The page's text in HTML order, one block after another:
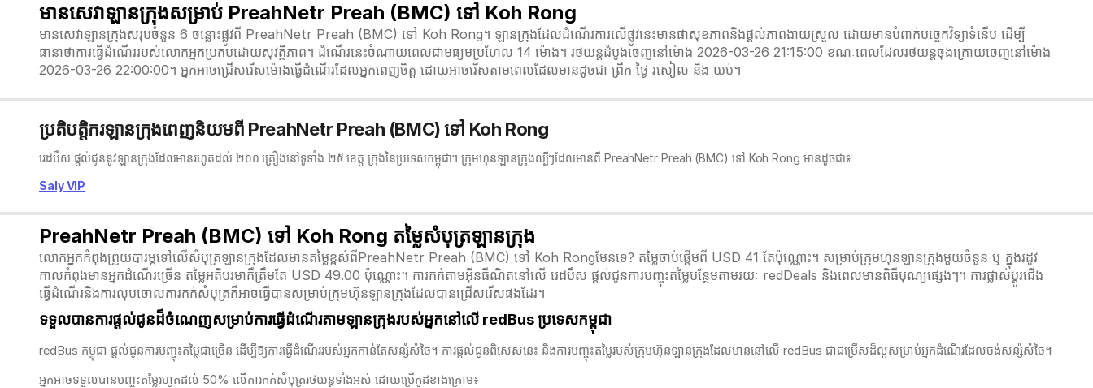
មានសេវាឡានក្រុងសម្រាប់ PreahNetr Preah (BMC) ទៅ Koh Rong
មានសេវាឡានក្រុងសរុបចំនួន 6 ចន្លោះផ្លូវពី PreahNetr Preah (BMC) ទៅ Koh Rong។ ឡានក្រុងដែលដំណើរការលើផ្លូវនេះមានផាសុខភាពនិងផ្តល់ភាពងាយស្រួល ដោយមានបំពាក់បច្ចេកវិទ្យាទំនើប ដើម្បី
ធានាថាការធ្វើដំណើររបស់លោកអ្នកប្រកបដោយសុវត្ថិភាព។ ដំណើរនេះចំណាយពេលជាមធ្យមប្រហែល 14 ម៉ោង។ រថយន្តដំបូងចេញនៅម៉ោង 2026-03-26 21:15:00 ខណៈពេលដែលរថយន្តចុងក្រោយចេញនៅម៉ោង
2026-03-26 22:00:00។ អ្នកអាចជ្រើសរើសម៉ោងធ្វើដំណើរដែលអ្នកពេញចិត្ត ដោយអាចរើសតាមពេលដែលមានដូចជា ព្រឹក ថ្ងៃ រសៀល និង យប់។
ប្រតិបត្តិករឡានក្រុងពេញនិយមពី PreahNetr Preah (BMC) ទៅ Koh Rong
រេដបឹស ផ្តល់ជូននូវឡានក្រុងដែលមានរហូតដល់ ២០០ គ្រឿងនៅទូទាំង ២៥ ខេត្ត ក្រុងនៃប្រទេសកម្ពុជា។ ក្រុមហ៊ុនឡានក្រុងល្បីៗដែលមានពី PreahNetr Preah (BMC) ទៅ Koh Rong មានដូចជា៖
Saly VIP
PreahNetr Preah (BMC) ទៅ Koh Rong តម្លៃសំបុត្រឡានក្រុង
លោកអ្នកកំពុងព្រួយបារម្ភទៅលើសំបុត្រឡានក្រុងដែលមានតម្លៃខ្ពស់ពីPreahNetr Preah (BMC) ទៅ Koh Rongមែនទេ? តម្លៃចាប់ផ្តើមពី USD 41 តែប៉ុណ្ណោះ។ សម្រាប់ក្រុមហ៊ុនឡានក្រុងមួយចំនួន ឬ ក្នុងរដូវ
កាលកំពុងមានអ្នកដំណើរច្រើន តម្លៃអតិបរមាគឺត្រឹមតែ USD 49.00 ប៉ុណ្ណោះ។ ការកក់តាមអ៊ីនធឺណិតនៅលើ រេដបឹស ផ្តល់ជូនការបញ្ចុះតម្លៃបន្ថែមតាមរយៈ redDeals និងពេលមានពិធីបុណ្យផ្សេងៗ។ ការផ្លាស់ប្ដូរជើង
ធ្វើដំណើរនិងការលុបចោលការកក់សំបុត្រក៏អាចធ្វើបានសម្រាប់ក្រុមហ៊ុនឡានក្រុងដែលបានជ្រើសរើសផងដែរ។
ទទួលបានការផ្តល់ជូនដ៏ចំណេញសម្រាប់ការធ្វើដំណើរតាមឡានក្រុងរបស់អ្នកនៅលើ redBus ប្រទេសកម្ពុជា
redBus កម្ពុជា​ ផ្តល់ជូនការបញ្ចុះតម្លៃជាច្រើន ដើម្បីឱ្យការធ្វើដំណើររបស់អ្នកកាន់តែសន្សំសំចៃ។ ការផ្តល់ជូនពិសេសនេះ និងការបញ្ចុះតម្លៃរបស់ក្រុមហ៊ុនឡានក្រុងដែលមាននៅលើ redBus​ ជាជម្រើសដ៏ល្អសម្រាប់អ្នកដំណើរដែលចង់សន្ស៉សំចៃ។
អ្នកអាចទទួលបានបញ្ចុះតម្លៃរហូតដល់ 50% លើការកក់សំបុត្ររថយន្តទាំងអស់ ដោយប្រើកូដខាងក្រោម៖